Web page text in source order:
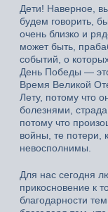
Дети! Наверное,
будем говорить,
очень близко и
может быть,
событий, о
День Победы —
Время Великой
Лету, потому что
болезнями,
потому что
войны, те потери,
невосполнимы.
Для нас сегодня
прикосновение к
благодарности